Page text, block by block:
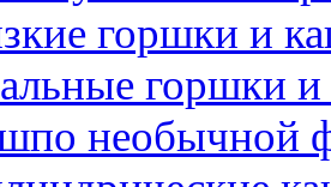
горшки и
горшки
необычной